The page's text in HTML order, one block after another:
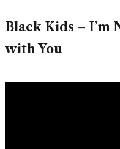
Black Kids – I’m
with You